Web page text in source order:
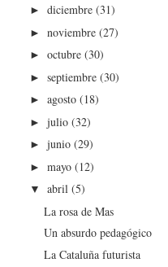
►diciembre(31)
►noviembre(27)
►octubre(30)
►septiembre(30)
►agosto(18)
►julio(32)
►junio(29)
►mayo(12)
▼abril(5)
La rosa de Mas
Un absurdo pedagógico
La Cataluña futurista